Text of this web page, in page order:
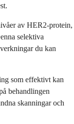
av HER2-protein,
selektiva
du kan
som effektivt kan
behandlingen
skanningar och